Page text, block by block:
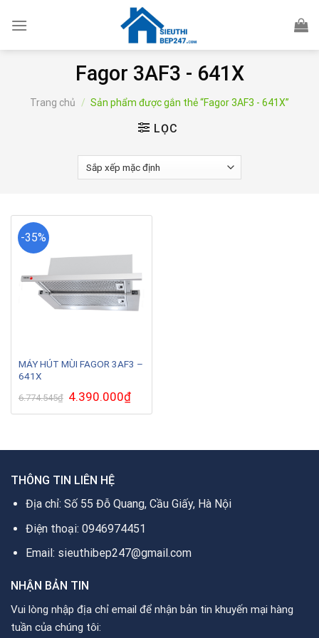
Fagor 3AF3 - 641X
Trang chủ / Sản phẩm được gắn thẻ “Fagor 3AF3 - 641X”
LỌC
-35%
MÁY HÚT MÙI FAGOR 3AF3 –
641X
6.774.545₫ Giá
gốc
là:
4.390.000₫Giá
hiện
tại
THÔNG TIN LIÊN HỆ
Địa chỉ: Số 55 Đỗ Quang, Cầu Giấy, Hà Nội
Điện thoại: 0946974451
Email: sieuthibep247@gmail.com
NHẬN BẢN TIN
Vui lòng nhập địa chỉ email để nhận bản tin khuyến mại hàng
tuần của chúng tôi: